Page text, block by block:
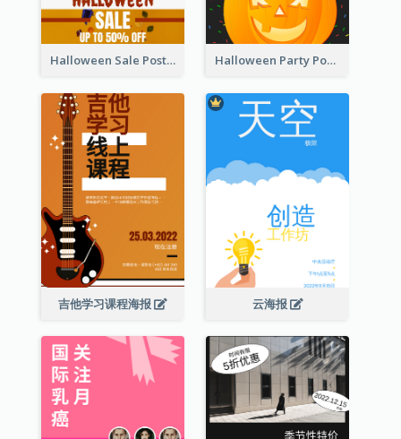
Halloween Sale Poster Halloween Party Poster
吉他学习课程海报 云海报